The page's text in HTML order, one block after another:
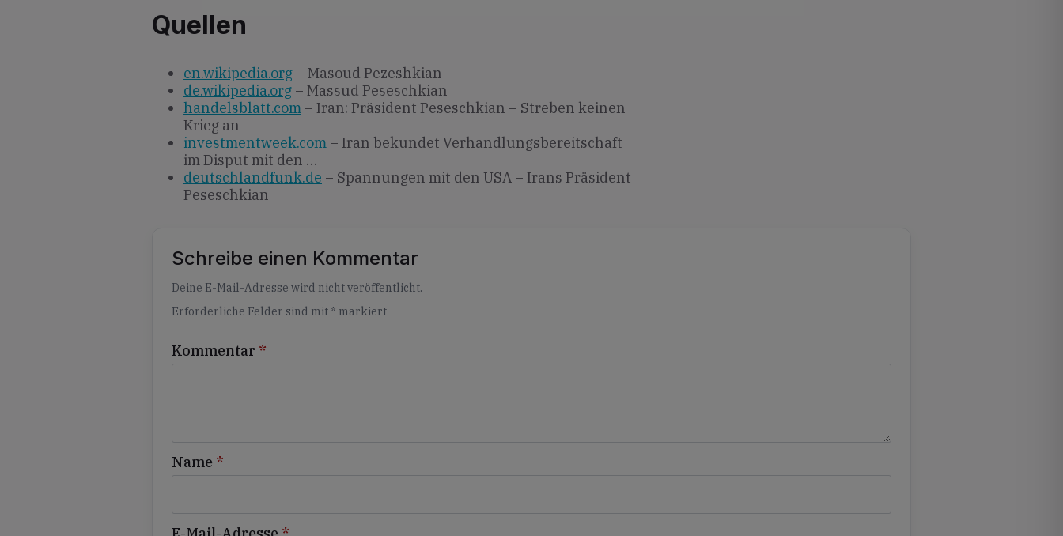
Quellen
en.wikipedia.org – Masoud Pezeshkian
de.wikipedia.org – Massud Peseschkian
handelsblatt.com – Iran: Präsident Peseschkian – Streben keinen
Krieg an
investmentweek.com – Iran bekundet Verhandlungsbereitschaft
im Disput mit den …
deutschlandfunk.de – Spannungen mit den USA – Irans Präsident
Peseschkian
Schreibe einen Kommentar
Deine E-Mail-Adresse wird nicht veröffentlicht.
Erforderliche Felder sind mit * markiert
Kommentar *
Name *
Alternative: